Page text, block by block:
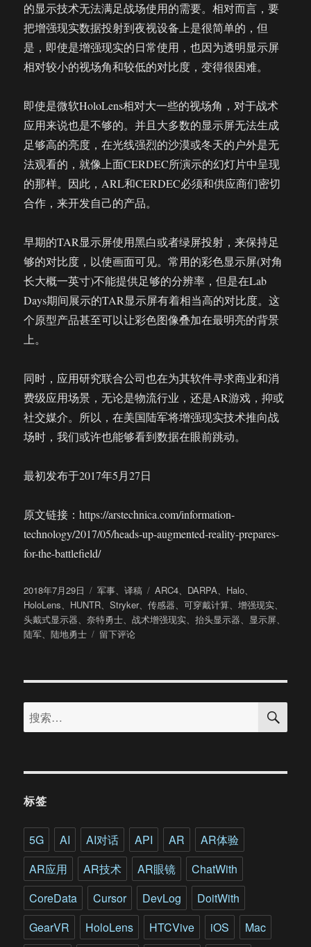
的显示技术无法满足战场使用的需要。相对而言，要
把增强现实数据投射到夜视设备上是很简单的，但
是，即使是增强现实的日常使用，也因为透明显示屏
相对较小的视场角和较低的对比度，变得很困难。
即使是微软HoloLens相对大一些的视场角，对于战术
应用来说也是不够的。并且大多数的显示屏无法生成
足够高的亮度，在光线强烈的沙漠或冬天的户外是无
法观看的，就像上面CERDEC所演示的幻灯片中呈现
的那样。因此，ARL和CERDEC必须和供应商们密切
合作，来开发自己的产品。
早期的TAR显示屏使用黑白或者绿屏投射，来保持足
够的对比度，以使画面可见。常用的彩色显示屏(对角
长大概一英寸)不能提供足够的分辨率，但是在Lab
Days期间展示的TAR显示屏有着相当高的对比度。这
个原型产品甚至可以让彩色图像叠加在最明亮的背景
上。
同时，应用研究联合公司也在为其软件寻求商业和消
费级应用场景，无论是物流行业，还是AR游戏，抑或
社交媒介。所以，在美国陆军将增强现实技术推向战
场时，我们或许也能够看到数据在眼前跳动。
最初发布于2017年5月27日
原文链接：https://arstechnica.com/information-
technology/2017/05/heads-up-augmented-reality-prepares-
for-the-battlefield/
发
布
于
2018年7月29日
分
类
军事、译稿
标
签
ARC4、 DARPA、 Halo、
HoloLens、 HUNTR、Stryker、传感器、可穿戴计算、增强现实、
头戴式显示器、奈特勇士、战术增强现实、抬头显示器、 显示屏、
陆军、陆地勇士
于
一
为
上
陆
军
对
增
强
现
实
的
留下评论
搜
索：
搜
标签
5G AI AI对话 API AR
AR体验
AR应用
AR技术 AR眼镜
ChatWith
CoreData
Cursor DevLog
DoitWith
GearVR
HoloLens HTCVive iOS
Mac